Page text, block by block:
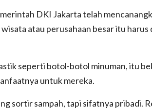
DKI Jakarta telah
atau perusahaan besar itu harus
seperti botol-botol minuman, itu
untuk mereka.
sortir sampah, tapi sifatnya pribadi.